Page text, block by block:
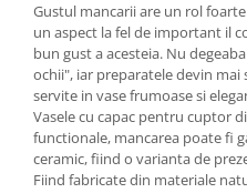
Gustul mancarii are un rol
un aspect la fel de important il
bun gust a acesteia. Nu
ochii", iar preparatele devin
servite in vase frumoase si
Vasele cu capac pentru cuptor
functionale, mancarea poate fi
ceramic, fiind o varianta de
Fiind fabricate din materiale